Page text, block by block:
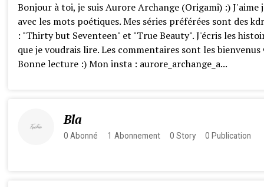
Bonjour à toi, je suis Aurore Archange (Origami) :) J'aime
avec les mots poétiques. Mes séries préférées sont des
: "Thirty but Seventeen" et "True Beauty". J'écris les
que je voudrais lire. Les commentaires sont les
Bonne lecture :) Mon insta : aurore_archange_a...
Bla
0 Abonné 1 Abonnement 0 Story 0 Publication